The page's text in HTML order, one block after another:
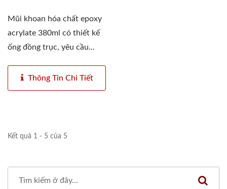
Mũi khoan hóa chất epoxy
acrylate 380ml có thiết kế
ống đồng trục, yêu cầu...
Thông Tin Chi Tiết
Kết quả 1 - 5 của 5